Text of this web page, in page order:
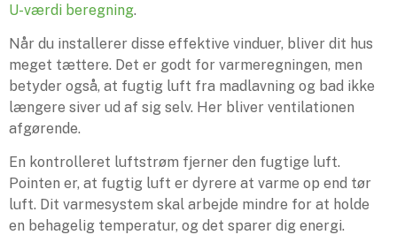
U-værdi beregning.
Når du installerer disse effektive vinduer, bliver dit hus
meget tættere. Det er godt for varmeregningen, men
betyder også, at fugtig luft fra madlavning og bad ikke
længere siver ud af sig selv. Her bliver ventilationen
afgørende.
En kontrolleret luftstrøm fjerner den fugtige luft.
Pointen er, at fugtig luft er dyrere at varme op end tør
luft. Dit varmesystem skal arbejde mindre for at holde
en behagelig temperatur, og det sparer dig energi.